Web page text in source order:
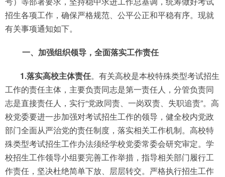
招生各项工作，确保严格规范、公平公正和平稳有序。现就
有关事项通知如下。
一、加强组织领导，全面落实工作责任
1.落实高校主体责任。有关高校是本校特殊类型考试招生
工作的责任主体，主要负责同志是第一责任人，分管负责同
志是直接责任人，实行“党政同责、一岗双责、失职追责”。高
校党委要进一步加强对考试招生工作的领导，健全校内党政
部门全面从严治党的责任制度，落实相关工作机制。高校特
殊类型考试招生工作办法须经学校党委常委会研究审定。学
校招生工作领导小组要完善工作举措，指导相关部门履行工
作责任，坚决杜绝简单下放、层层转交。严格执行招生工作